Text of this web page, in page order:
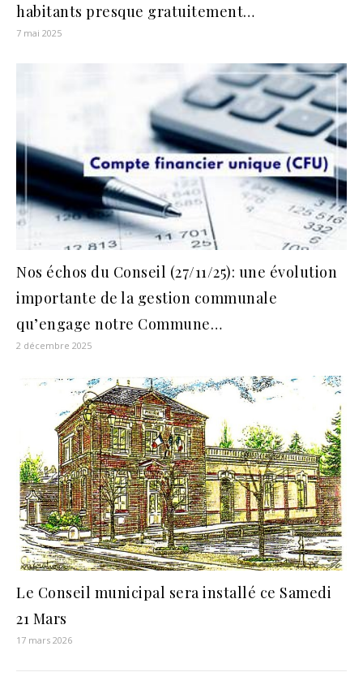
habitants presque gratuitement…
7 mai 2025
Nos échos du Conseil (27/11/25): une évolution
importante de la gestion communale
qu’engage notre Commune…
2 décembre 2025
Le Conseil municipal sera installé ce Samedi
21 Mars
17 mars 2026